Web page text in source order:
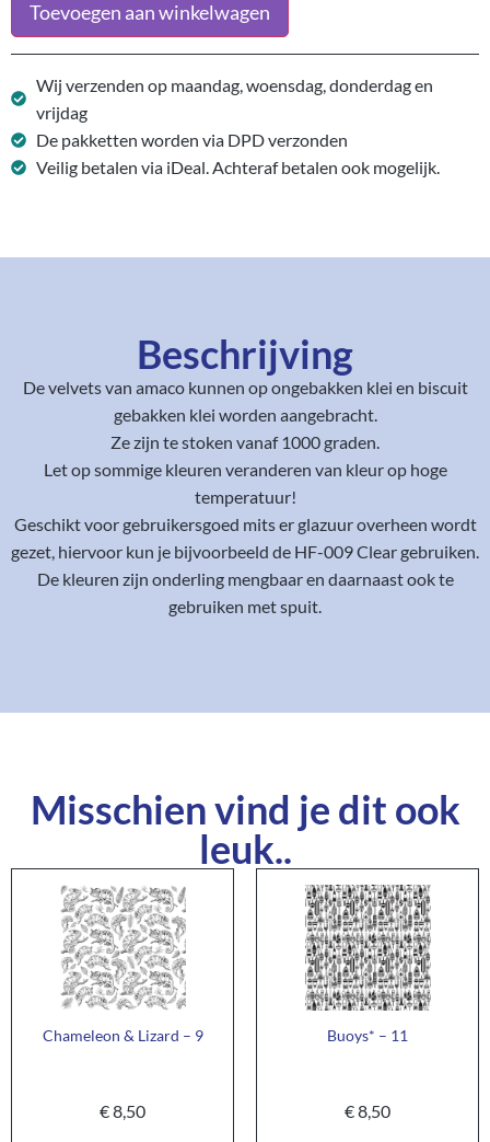
Toevoegen aan winkelwagen
Wij verzenden op maandag, woensdag, donderdag en
vrijdag
De pakketten worden via DPD verzonden
Veilig betalen via iDeal. Achteraf betalen ook mogelijk.
Beschrijving
De velvets van amaco kunnen op ongebakken klei en biscuit
gebakken klei worden aangebracht.
Ze zijn te stoken vanaf 1000 graden.
Let op sommige kleuren veranderen van kleur op hoge
temperatuur!
Geschikt voor gebruikersgoed mits er glazuur overheen wordt
gezet, hiervoor kun je bijvoorbeeld de HF-009 Clear gebruiken.
De kleuren zijn onderling mengbaar en daarnaast ook te
gebruiken met spuit.
Misschien vind je dit ook
leuk..
Chameleon & Lizard – 9
€8,50
Buoys* – 11
€8,50